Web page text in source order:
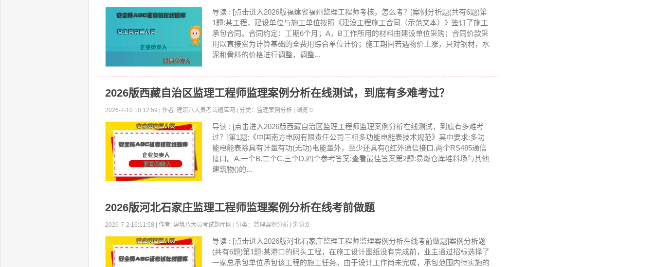
导读 : [点击进入2026版福建省福州监理工程师考核，怎么考？]案例分析题(共有6题)第
1题:某工程，建设单位与施工单位按照《建设工程施工合同（示范文本）》签订了施工
承包合同。合同约定：工期6个月；A，B工作所用的材料由建设单位采购；合同价款采
用以直接费为计算基础的全费用综合单位计价；施工期间若遇物价上涨，只对钢材，水
泥和骨料的价格进行调整，调整...
2026版西藏自治区监理工程师监理案例分析在线测试，到底有多难考过？
2026-7-10 10:12:59 | 作者: 建筑八大员考试题库网 | 分类：监理案例分析 | 浏览:0
导读 : [点击进入2026版西藏自治区监理工程师监理案例分析在线测试，到底有多难考
过？]第1题:《中国南方电网有限责任公司三相多功能电能表技术规范》其中要求:多功
能电能表除具有计量有功(无功)电能量外，至少还具有()红外通信接口.两个RS485通信
接口。A.一个B.二个C.三个D.四个参考答案:查看最佳答案第2题:易燃仓库堆料场与其他
建筑物()的...
2026版河北石家庄监理工程师监理案例分析在线考前做题
2026-7-2 16:11:58 | 作者: 建筑八大员考试题库网 | 分类：监理案例分析 | 浏览:0
导读 : [点击进入2026版河北石家庄监理工程师监理案例分析在线考前做题]案例分析题
(共有6题)第1题:某港口的码头工程，在施工设计图纸没有完成前，业主通过招标选择了
一家总承包单位承包该工程的施工任务。由于设计工作尚未完成，承包范围内待实施的